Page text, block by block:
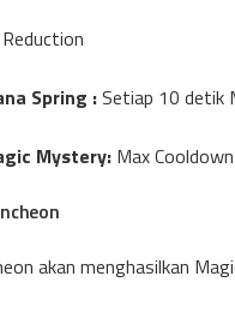
Spring :Setiap 10 detik
Mystery: Max
akan menghasilkan